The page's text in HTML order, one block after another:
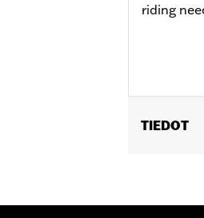
riding
TIEDOT
Sold In